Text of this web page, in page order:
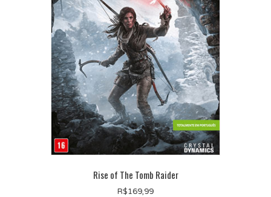
Rise of The Tomb Raider
R$169,99